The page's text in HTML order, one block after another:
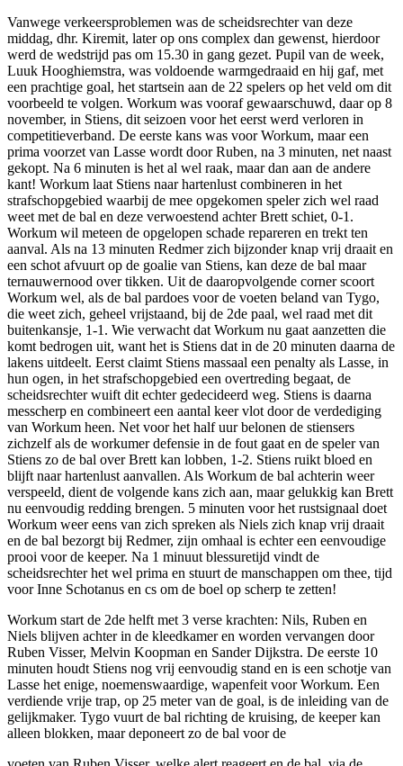
Vanwege verkeersproblemen was de scheidsrechter van deze
middag, dhr. Kiremit, later op ons complex dan gewenst, hierdoor
werd de wedstrijd pas om 15.30 in gang gezet. Pupil van de week,
Luuk Hooghiemstra, was voldoende warmgedraaid en hij gaf, met
een prachtige goal, het startsein aan de 22 spelers op het veld om dit
voorbeeld te volgen. Workum was vooraf gewaarschuwd, daar op 8
november, in Stiens, dit seizoen voor het eerst werd verloren in
competitieverband. De eerste kans was voor Workum, maar een
prima voorzet van Lasse wordt door Ruben, na 3 minuten, net naast
gekopt. Na 6 minuten is het al wel raak, maar dan aan de andere
kant! Workum laat Stiens naar hartenlust combineren in het
strafschopgebied waarbij de mee opgekomen speler zich wel raad
weet met de bal en deze verwoestend achter Brett schiet, 0-1.
Workum wil meteen de opgelopen schade repareren en trekt ten
aanval. Als na 13 minuten Redmer zich bijzonder knap vrij draait en
een schot afvuurt op de goalie van Stiens, kan deze de bal maar
ternauwernood over tikken. Uit de daaropvolgende corner scoort
Workum wel, als de bal pardoes voor de voeten beland van Tygo,
die weet zich, geheel vrijstaand, bij de 2de paal, wel raad met dit
buitenkansje, 1-1. Wie verwacht dat Workum nu gaat aanzetten die
komt bedrogen uit, want het is Stiens dat in de 20 minuten daarna de
lakens uitdeelt. Eerst claimt Stiens massaal een penalty als Lasse, in
hun ogen, in het strafschopgebied een overtreding begaat, de
scheidsrechter wuift dit echter gedecideerd weg. Stiens is daarna
messcherp en combineert een aantal keer vlot door de verdediging
van Workum heen. Net voor het half uur belonen de stiensers
zichzelf als de workumer defensie in de fout gaat en de speler van
Stiens zo de bal over Brett kan lobben, 1-2. Stiens ruikt bloed en
blijft naar hartenlust aanvallen. Als Workum de bal achterin weer
verspeeld, dient de volgende kans zich aan, maar gelukkig kan Brett
nu eenvoudig redding brengen. 5 minuten voor het rustsignaal doet
Workum weer eens van zich spreken als Niels zich knap vrij draait
en de bal bezorgt bij Redmer, zijn omhaal is echter een eenvoudige
prooi voor de keeper. Na 1 minuut blessuretijd vindt de
scheidsrechter het wel prima en stuurt de manschappen om thee, tijd
voor Inne Schotanus en cs om de boel op scherp te zetten!
Workum start de 2de helft met 3 verse krachten: Nils, Ruben en
Niels blijven achter in de kleedkamer en worden vervangen door
Ruben Visser, Melvin Koopman en Sander Dijkstra. De eerste 10
minuten houdt Stiens nog vrij eenvoudig stand en is een schotje van
Lasse het enige, noemenswaardige, wapenfeit voor Workum. Een
verdiende vrije trap, op 25 meter van de goal, is de inleiding van de
gelijkmaker. Tygo vuurt de bal richting de kruising, de keeper kan
alleen blokken, maar deponeert zo de bal voor de